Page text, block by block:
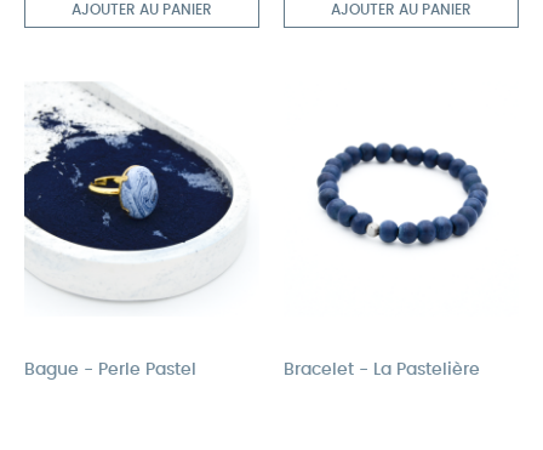
AJOUTER AU PANIER AJOUTER AU PANIER
Bague - Perle Pastel Bracelet - La Pastelière